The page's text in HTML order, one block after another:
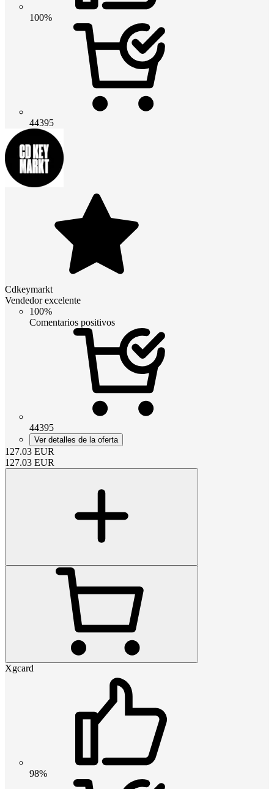
100%
44395
Cdkeymarkt
Vendedor excelente
100%
Comentarios positivos
44395
Ver detalles de la oferta
127.03 EUR
127.03 EUR
Xgcard
98%